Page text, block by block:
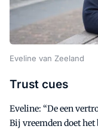
Eveline van Zeeland
Trust cues
Eveline: “De een
Bij vreemden doet het